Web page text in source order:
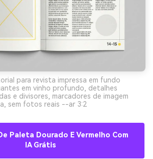
para revista impressa em fundo
em vinho profundo, detalhes
e divisores, marcadores de imagem
sem fotos reais --ar 3:2
Paleta Dourado E Vermelho Com
IA Grátis